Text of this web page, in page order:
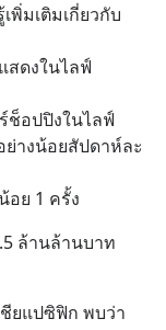
พิ่มเติมเกี่ยวกับ
สดงในไลฟ์
ช็อปปิงในไลฟ์
ย่างน้อยสัปดาห์ละ
อย 1 ครั้ง
ล้านล้านบาท
ชียแปซิฟิก พบว่า